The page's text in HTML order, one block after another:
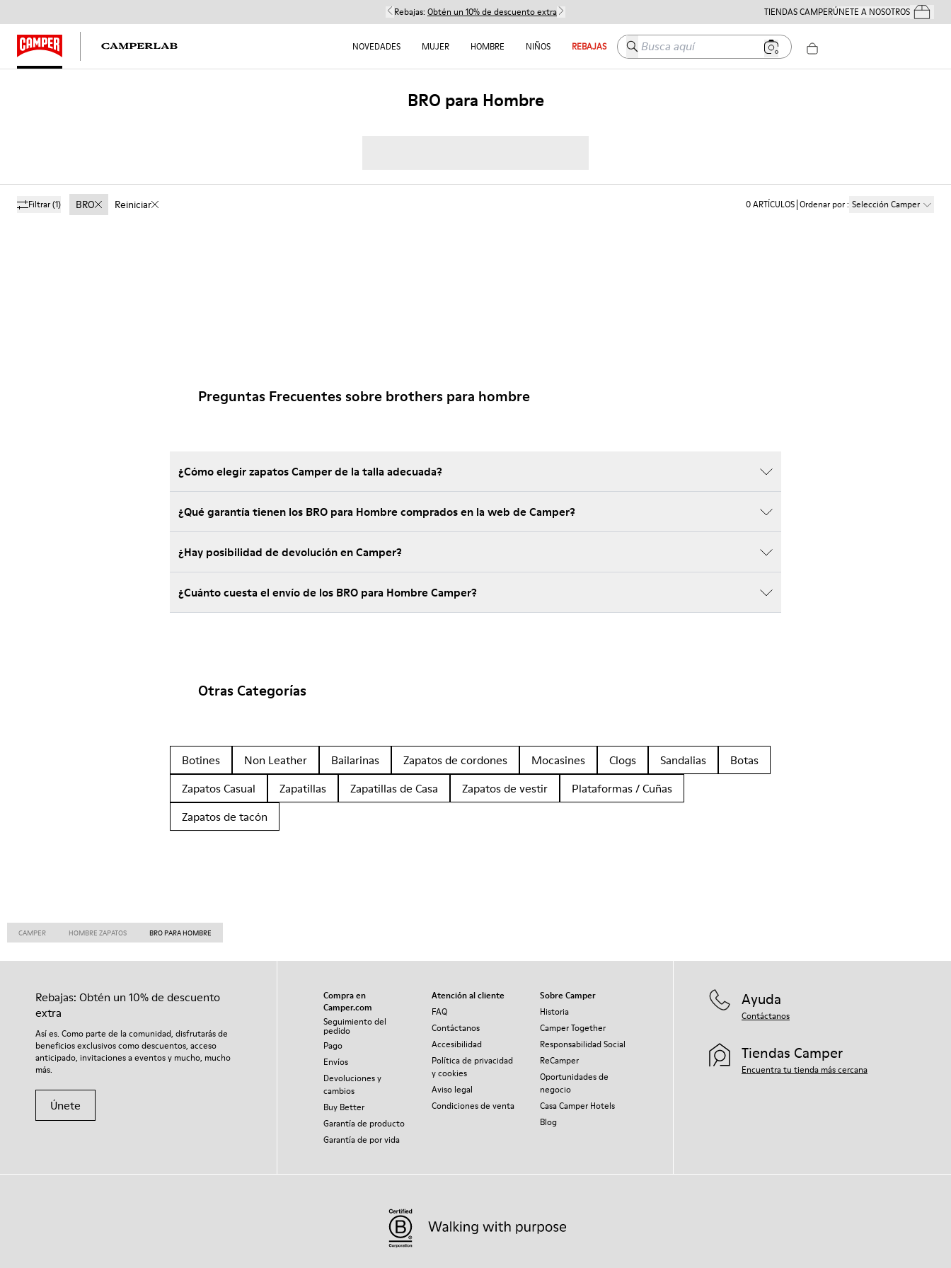
Rebajas: Obtén un 10% de descuento extra TIENDAS CAMPERÚNETE A NOSOTROSTus
NOVEDADES MUJER HOMBRE NIÑOS REBAJAS Busca aquí
BRO para Hombre
Filtrar(1) BRO Reiniciar 0ARTÍCULOS Ordenar por: Selección Camper
Preguntas Frecuentes sobre brothers para hombre
¿Cómo elegir zapatos Camper de la talla adecuada?
¿Qué garantía tienen los BRO para Hombre comprados en la web de Camper?
¿Hay posibilidad de devolución en Camper?
¿Cuánto cuesta el envío de los BRO para Hombre Camper?
Otras Categorías
Botines Non Leather Bailarinas Zapatos de cordones Mocasines Clogs Sandalias
Botas
Zapatos Casual
Zapatillas Zapatillas de Casa Zapatos de vestir
Plataformas / Cuñas
Zapatos de tacón
CAMPER HOMBRE ZAPATOS BRO PARA HOMBRE
Rebajas: Obtén un 10% de descuento
extra
Así es. Como parte de la comunidad, disfrutarás de
beneficios exclusivos como descuentos, acceso
anticipado, invitaciones a eventos y mucho, mucho
más.
Únete
Compra en
Camper.com
Seguimiento del
pedido
Pago
Envíos
Devoluciones y
cambios
Buy Better
Garantía de producto
Garantía de por vida
Atención al cliente
FAQ
Contáctanos
Accesibilidad
Política de privacidad
y cookies
Aviso legal
Condiciones de venta
Sobre Camper
Historia
Camper Together
Responsabilidad Social
ReCamper
Oportunidades de
negocio
Casa Camper Hotels
Blog
Ayuda
Contáctanos
Tiendas Camper
Encuentra tu tienda más cercana